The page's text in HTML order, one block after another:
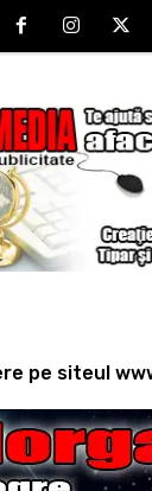
pe siteul